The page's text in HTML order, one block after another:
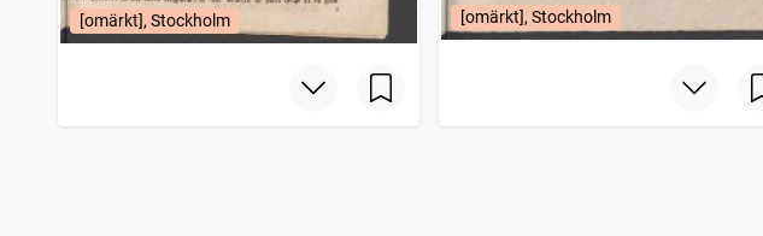
[omärkt], Stockholm [omärkt], Stockholm